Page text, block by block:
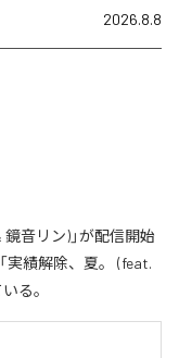
2026.8.8
音リン)」が配信開始
実績解除、夏。 (feat.
る。